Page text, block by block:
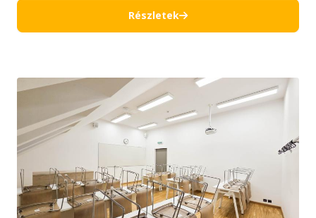
Részletek